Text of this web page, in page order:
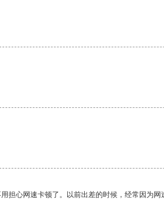
心网速卡顿了。以前出差的时候，经常因为